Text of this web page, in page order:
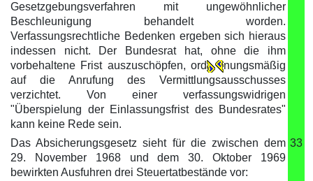
Gesetzgebungsverfahren mit ungewöhnlicher
Beschleunigung behandelt worden.
Verfassungsrechtliche Bedenken ergeben sich hieraus
indessen nicht. Der Bundesrat hat, ohne die ihm
vorbehaltene Frist auszuschöpfen, ord
nungsmäßig
auf die Anrufung des Vermittlungsausschusses
verzichtet. Von einer verfassungswidrigen
"Überspielung der Einlassungsfrist des Bundesrates"
kann keine Rede sein.
Das Absicherungsgesetz sieht für die zwischen dem
29. November 1968 und dem 30. Oktober 1969
bewirkten Ausfuhren drei Steuertatbestände vor:
33